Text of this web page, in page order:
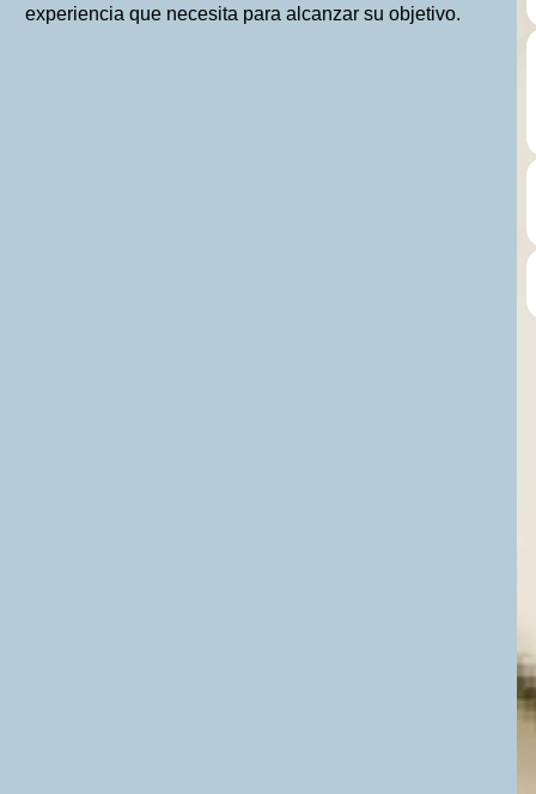
experiencia que necesita para alcanzar su objetivo.